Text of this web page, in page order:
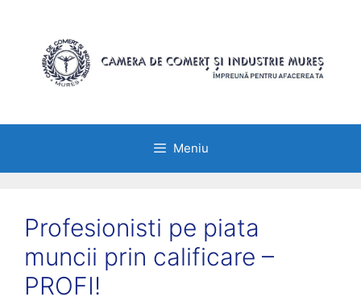
conținut
Meniu
Profesionisti pe piata
muncii prin calificare –
PROFI!